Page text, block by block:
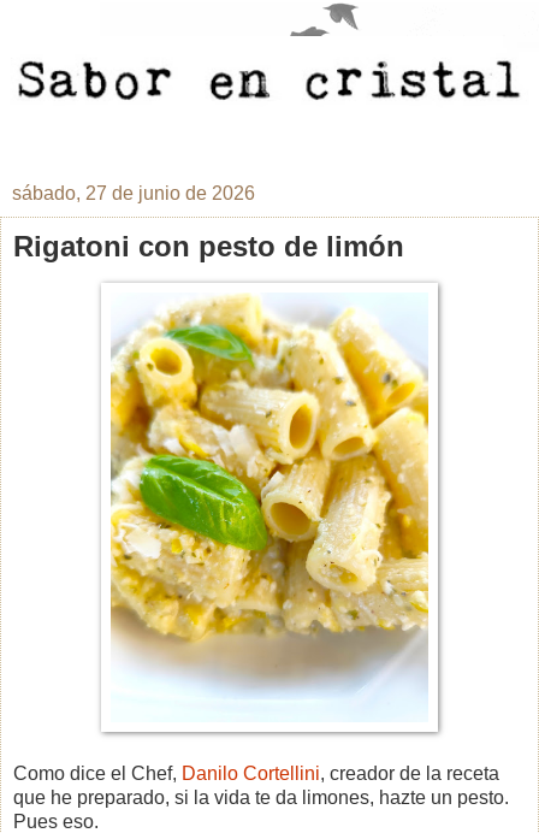
sábado, 27 de junio de 2026
Rigatoni con pesto de limón
Como dice el Chef, Danilo Cortellini, creador de la receta
que he preparado, si la vida te da limones, hazte un pesto.
Pues eso.